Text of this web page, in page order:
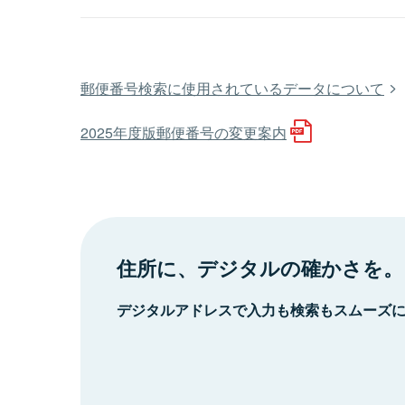
郵便番号検索に使用されているデータについて
2025年度版郵便番号の変更案内
住所に、デジタルの確かさを。
デジタルアドレスで入力も検索もスムーズ